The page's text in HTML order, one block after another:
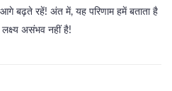
बढ़ते रहें! अंत में, यह परिणाम हमें बताता है
लक्ष्य असंभव नहीं है!